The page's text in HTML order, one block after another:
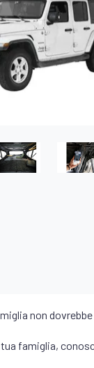
non
famiglia,